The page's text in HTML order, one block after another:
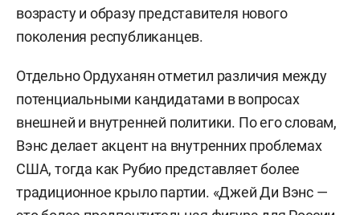
возрасту и образу представителя нового
поколения республиканцев.
Отдельно Ордуханян отметил различия между
потенциальными кандидатами в вопросах
внешней и внутренней политики. По его словам,
Вэнс делает акцент на внутренних проблемах
США, тогда как Рубио представляет более
традиционное крыло партии. «Джей Ди Вэнс —